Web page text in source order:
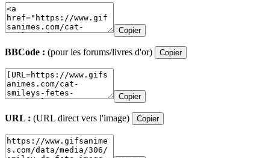
Copier
BBCode : (pour les forums/livres d'or) Copier
Copier
URL : (URL direct vers l'image) Copier